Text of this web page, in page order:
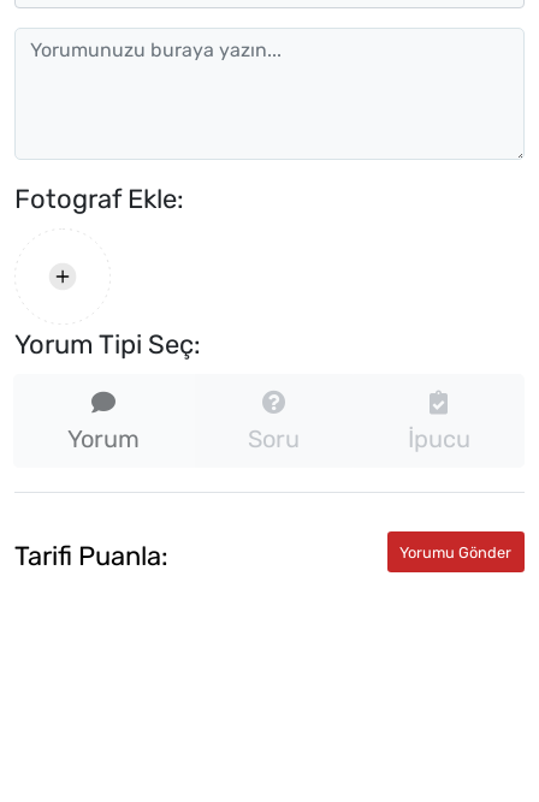
Fotograf Ekle:
Yorum Tipi Seç:
Yorum Soru İpucu
Tarifi Puanla: